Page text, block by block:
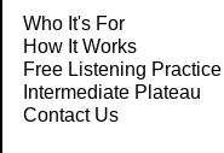
Who It's For
How It Works
Free Listening Practice
Intermediate Plateau
Contact Us